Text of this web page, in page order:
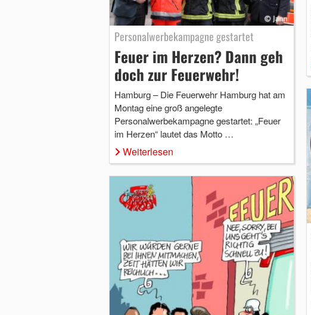
Personalwerbekampagne gestartet
Feuer im Herzen? Dann geh
doch zur Feuerwehr!
Hamburg – Die Feuerwehr Hamburg hat am
Montag eine groß angelegte
Personalwerbekampagne gestartet: „Feuer
im Herzen“ lautet das Motto …
Weiterlesen